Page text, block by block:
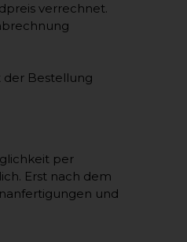
verrechnet.
der Bestellung
per
Erst nach dem
und